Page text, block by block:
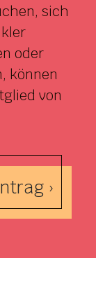
sich
oder
können
von
›